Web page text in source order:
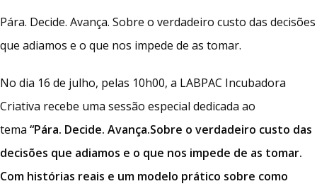
Pára. Decide. Avança. Sobre o verdadeiro custo das decisões
que adiamos e o que nos impede de as tomar.
No dia 16 de julho, pelas 10h00, a LABPAC Incubadora
Criativa recebe uma sessão especial dedicada ao
tema “Pára. Decide. Avança.Sobre o verdadeiro custo das
decisões que adiamos e o que nos impede de as tomar.
Com histórias reais e um modelo prático sobre como